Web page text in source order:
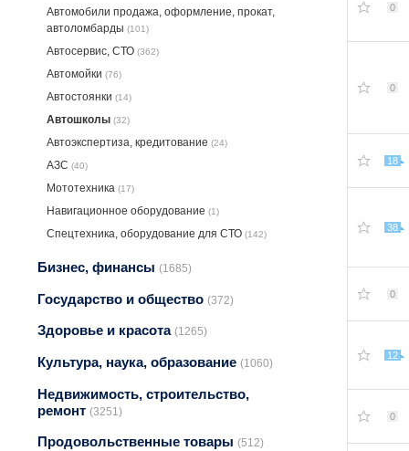
Автомобили продажа, оформление, прокат,
автоломбарды (101)
Автосервис, СТО (362)
Автомойки (76)
Автостоянки (14)
Автошколы (32)
Автоэкспертиза, крeдитование (24)
АЗС (40)
Мототехника (17)
Навигационное оборудование (1)
Спецтехника, оборудование для СТО (142)
Бизнес, финансы (1685)
Государство и общество (372)
Здоровье и красота (1265)
Культура, наука, образование (1060)
Недвижимость, строительство,
ремонт (3251)
Продовольственные товары (512)
0
0
18
38
0
12
0